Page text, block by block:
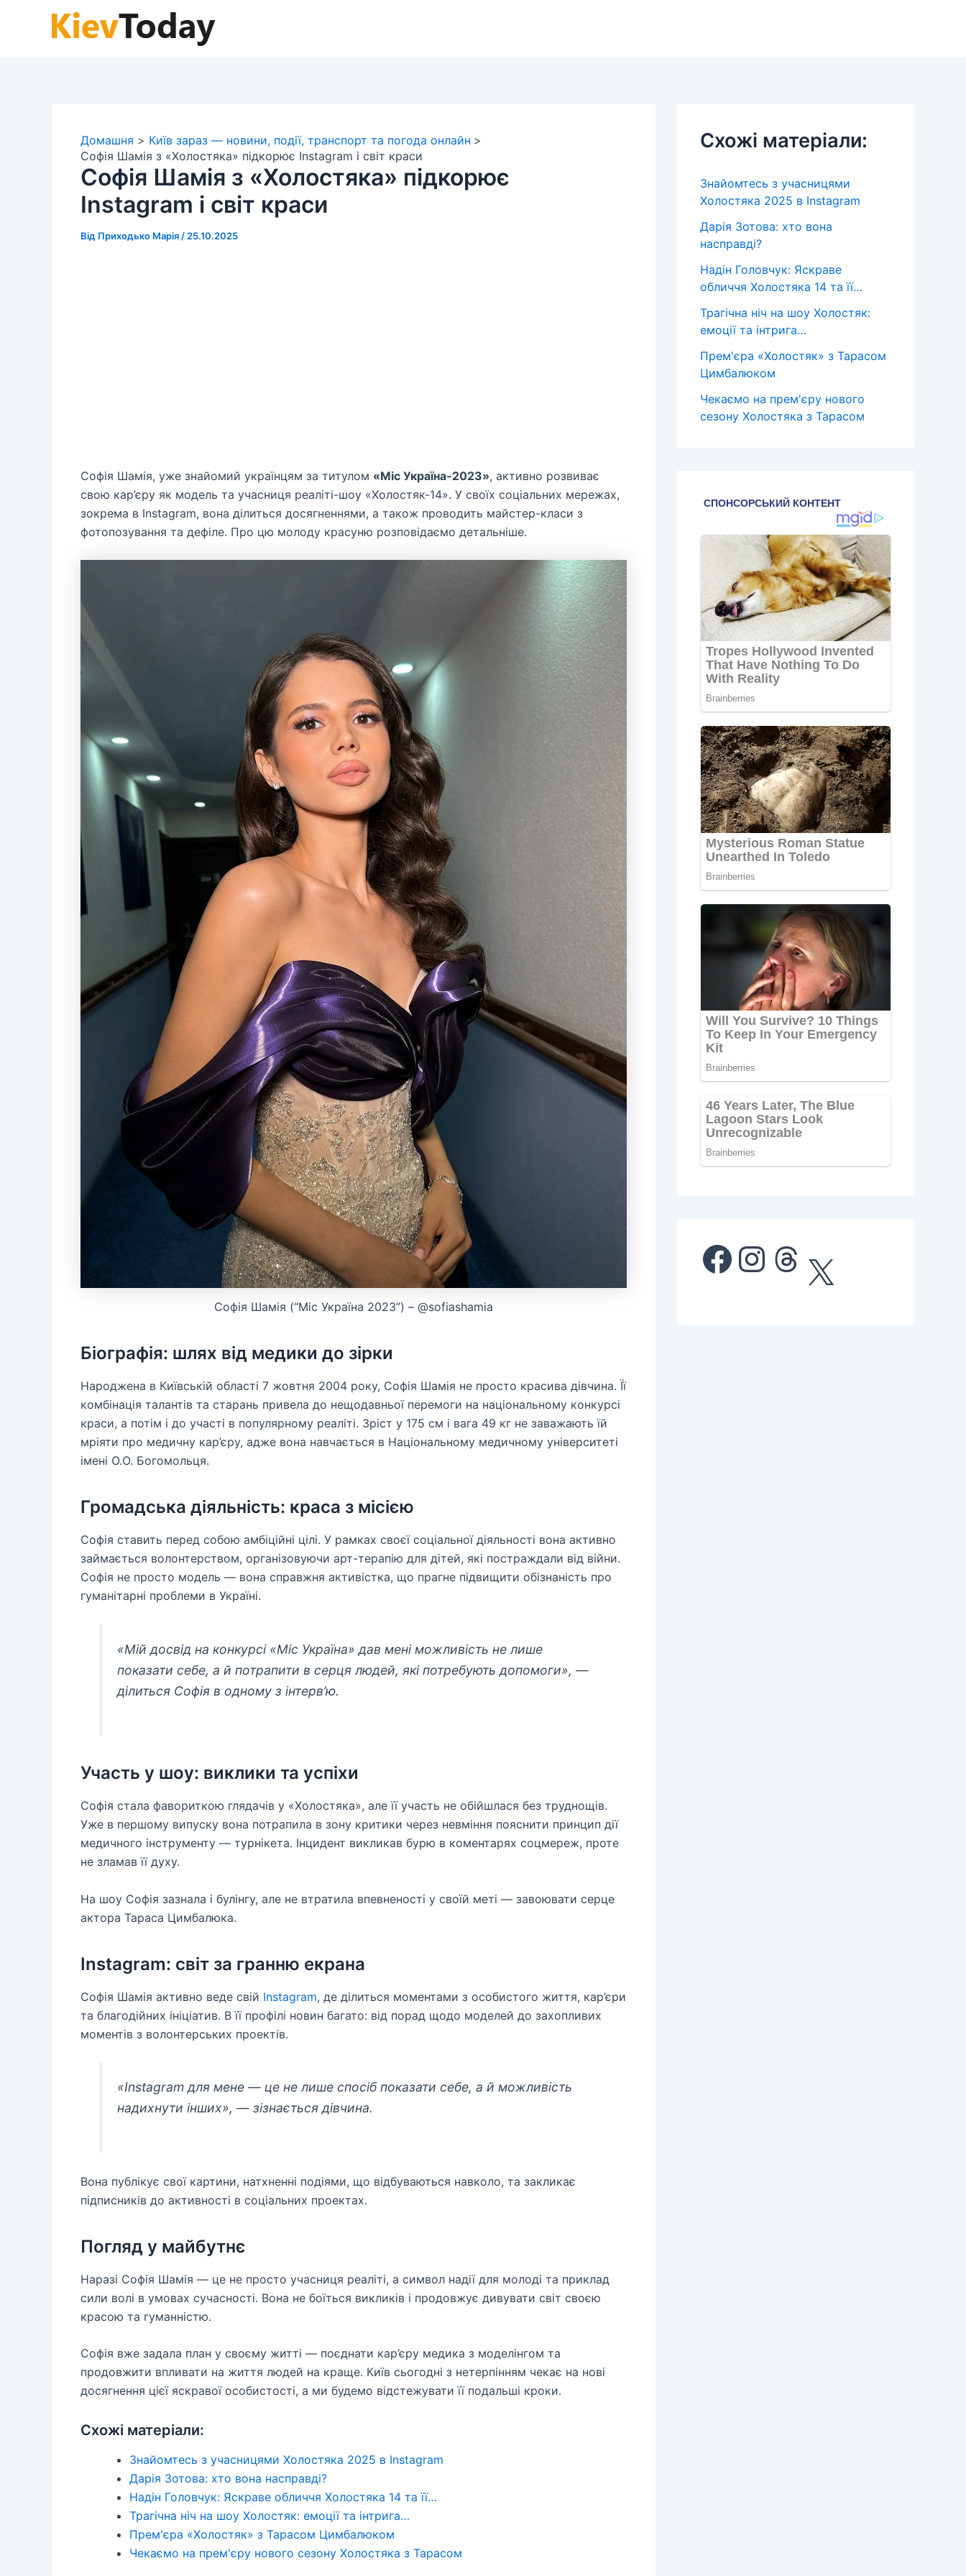
Домашня
Київ зараз — новини, події, транспорт та погода онлайн
Софія Шамія з «Холостяка» підкорює Instagram і світ краси
Софія Шамія з «Холостяка» підкорює
Instagram і світ краси
Від Приходько Марія / 25.10.2025
Софія Шамія, уже знайомий українцям за титулом «Міс Україна-2023», активно розвиває
свою кар’єру як модель та учасниця реаліті-шоу «Холостяк-14». У своїх соціальних мережах,
зокрема в Instagram, вона ділиться досягненнями, а також проводить майстер-класи з
фотопозування та дефіле. Про цю молоду красуню розповідаємо детальніше.
Софія Шамія (“Міс Україна 2023”) – @sofiashamia
Біографія: шлях від медики до зірки
Народжена в Київській області 7 жовтня 2004 року, Софія Шамія не просто красива дівчина. Її
комбінація талантів та старань привела до нещодавньої перемоги на національному конкурсі
краси, а потім і до участі в популярному реаліті. Зріст у 175 см і вага 49 кг не заважають їй
мріяти про медичну кар’єру, адже вона навчається в Національному медичному університеті
імені О.О. Богомольця.
Громадська діяльність: краса з місією
Софія ставить перед собою амбіційні цілі. У рамках своєї соціальної діяльності вона активно
займається волонтерством, організовуючи арт-терапію для дітей, які постраждали від війни.
Софія не просто модель — вона справжня активістка, що прагне підвищити обізнаність про
гуманітарні проблеми в Україні.
«Мій досвід на конкурсі «Міс Україна» дав мені можливість не лише
показати себе, а й потрапити в серця людей, які потребують допомоги», —
ділиться Софія в одному з інтерв’ю.
Участь у шоу: виклики та успіхи
Софія стала фавориткою глядачів у «Холостяка», але її участь не обійшлася без труднощів.
Уже в першому випуску вона потрапила в зону критики через невміння пояснити принцип дії
медичного інструменту — турнікета. Інцидент викликав бурю в коментарях соцмереж, проте
не зламав її духу.
На шоу Софія зазнала і булінгу, але не втратила впевненості у своїй меті — завоювати серце
актора Тараса Цимбалюка.
Instagram: світ за гранню екрана
Софія Шамія активно веде свій Instagram, де ділиться моментами з особистого життя, кар’єри
та благодійних ініціатив. В її профілі новин багато: від порад щодо моделей до захопливих
моментів з волонтерських проектів.
«Instagram для мене — це не лише спосіб показати себе, а й можливість
надихнути інших», — зізнається дівчина.
Вона публікує свої картини, натхненні подіями, що відбуваються навколо, та закликає
підписників до активності в соціальних проектах.
Погляд у майбутнє
Наразі Софія Шамія — це не просто учасниця реаліті, а символ надії для молоді та приклад
сили волі в умовах сучасності. Вона не боїться викликів і продовжує дивувати світ своєю
красою та гуманністю.
Софія вже задала план у своєму житті — поєднати кар’єру медика з моделінгом та
продовжити впливати на життя людей на краще. Київ сьогодні з нетерпінням чекає на нові
досягнення цієї яскравої особистості, а ми будемо відстежувати її подальші кроки.
Схожі матеріали:
Знайомтесь з учасницями Холостяка 2025 в Instagram
Дарія Зотова: хто вона насправді?
Надін Головчук: Яскраве обличчя Холостяка 14 та її…
Трагічна ніч на шоу Холостяк: емоції та інтрига…
Прем'єра «Холостяк» з Тарасом Цимбалюком
Чекаємо на прем'єру нового сезону Холостяка з Тарасом
Схожі матеріали:
Знайомтесь з учасницями
Холостяка 2025 в Instagram
Дарія Зотова: хто вона
насправді?
Надін Головчук: Яскраве
обличчя Холостяка 14 та її…
Трагічна ніч на шоу Холостяк:
емоції та інтрига…
Прем'єра «Холостяк» з Тарасом
Цимбалюком
Чекаємо на прем'єру нового
сезону Холостяка з Тарасом
Facebook Instagram Threads X